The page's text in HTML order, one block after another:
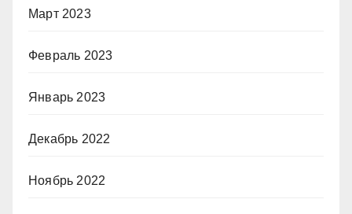
Март 2023
Февраль 2023
Январь 2023
Декабрь 2022
Ноябрь 2022